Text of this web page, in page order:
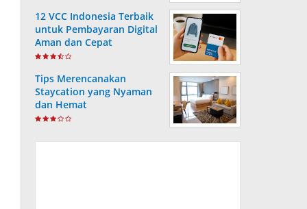
12 VCC Indonesia Terbaik
untuk Pembayaran Digital
Aman dan Cepat
Tips Merencanakan
Staycation yang Nyaman
dan Hemat